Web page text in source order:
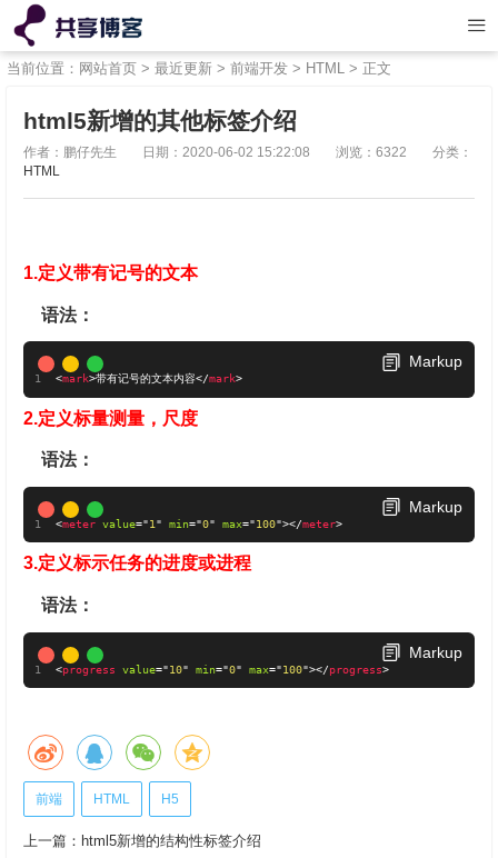
当前位置： 网站首页 > 最近更新 > 前端开发 > HTML > 正文
html5新增的其他标签介绍
作者：鹏仔先生 日期：2020-06-02 15:22:08 浏览：6322
分类：
HTML
1.定义带有记号的文本
语法：
Markup
<mark>带有记号的文本内容</mark>
2.定义标量测量，尺度
语法：
Markup
<meter value="1 " min="0" max="100"></meter>
3.定义标示任务的进度或进程
语法：
Markup
<progress value="10" min="0" max="100"></progress>
前端 HTML H5
上一篇： html5新增的结构性标签介绍